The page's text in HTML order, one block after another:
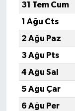
31 Tem Cum
1 Ağu Cts
2 Ağu Paz
3 Ağu Pts
4 Ağu Sal
5 Ağu Çar
6 Ağu Per